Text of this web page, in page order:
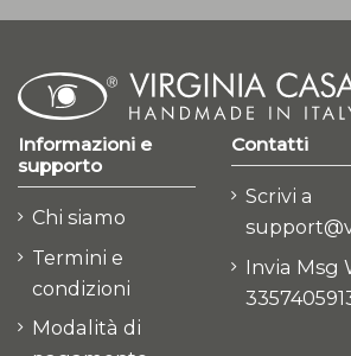
Informazioni e
supporto
Chi siamo
Termini e
condizioni
Modalità di
Contatti
Scrivi a
Invia Msg